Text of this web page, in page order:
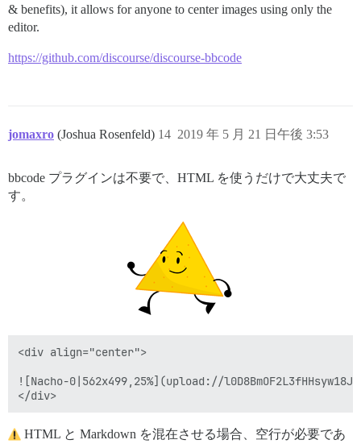
& benefits), it allows for anyone to center images using only the
editor.
https://github.com/discourse/discourse-bbcode
jomaxro (Joshua Rosenfeld) 2019 年 5 月 21 日午後 3:53
14
bbcode プラグインは不要で、HTML を使うだけで大丈夫で
す。
<div align="center">
![Nacho-0|562x499,25%](upload://
HTML と Markdown を混在させる場合、空行が必要であ